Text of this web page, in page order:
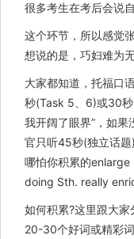
很多考生在考后会说
这个环节，所以感觉
想说的是，巧妇难为
大家都知道，托福口
秒(Task 5、6)或30秒
我开阔了眼界”，如
官只听45秒(独立话
哪怕你积累的
doing Sth. really
如何积累?这里跟大
20-30个好词或精彩